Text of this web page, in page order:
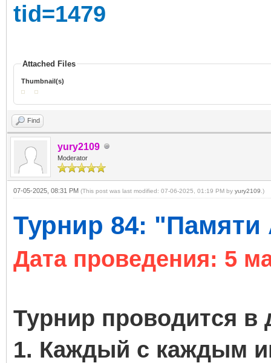
tid=1479
Attached Files
Thumbnail(s)
Find
yury2109
Moderator
07-05-2025, 08:31 PM (This post was last modified: 07-06-2025, 01:19 PM by yury2109 .)
Турнир 84:
Дата проведения: 5
Турнир проводится в
1. Каждый с каждым